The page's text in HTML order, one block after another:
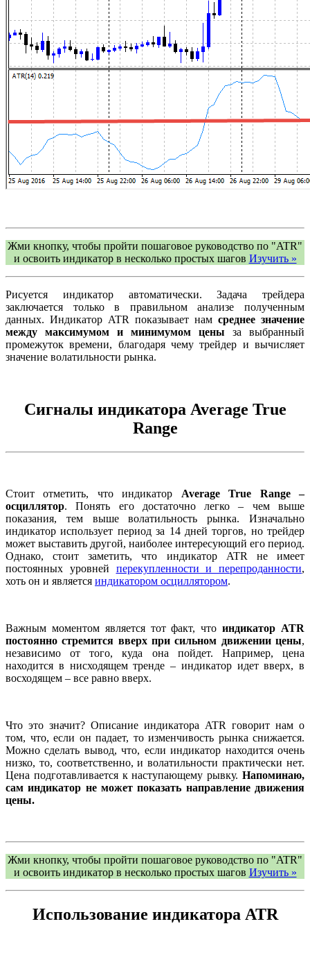
Жми кнопку, чтобы пройти пошаговое руководство по "ATR"
и освоить индикатор в несколько простых шагов Изучить »
Рисуется индикатор автоматически. Задача трейдера
заключается только в правильном анализе полученным
данных. Индикатор ATR показывает нам среднее значение
между максимумом и минимумом цены за выбранный
промежуток времени, благодаря чему трейдер и вычисляет
значение волатильности рынка.
Сигналы индикатора Average True
Range
Стоит отметить, что индикатор Average True Range –
осциллятор. Понять его достаточно легко – чем выше
показания, тем выше волатильность рынка. Изначально
индикатор использует период за 14 дней торгов, но трейдер
может выставить другой, наиболее интересующий его период.
Однако, стоит заметить, что индикатор ATR не имеет
постоянных уровней перекупленности и перепроданности,
хоть он и является индикатором осциллятором.
Важным моментом является тот факт, чтоиндикатор ATR
постоянно стремится вверх при сильном движении цены,
независимо от того, куда она пойдет. Например, цена
находится в нисходящем тренде – индикатор идет вверх, в
восходящем – все равно вверх.
Что это значит? Описание индикатора ATR говорит нам о
том, что, если он падает, то изменчивость рынка снижается.
Можно сделать вывод, что, если индикатор находится очень
низко, то, соответственно, и волатильности практически нет.
Цена подготавливается к наступающему рывку. Напоминаю,
сам индикатор не может показать направление движения
цены.
Жми кнопку, чтобы пройти пошаговое руководство по "ATR"
и освоить индикатор в несколько простых шагов Изучить »
Использование индикатора ATR